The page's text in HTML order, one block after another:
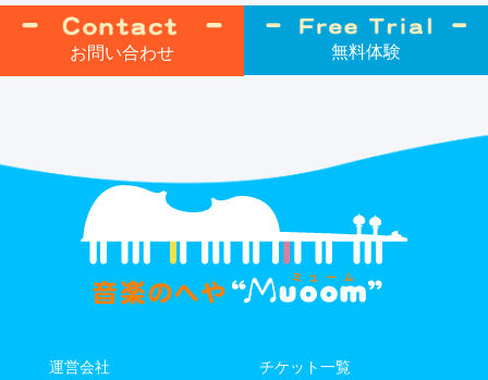
お問い合わせ 無料体験
運営会社 チケット⼀覧